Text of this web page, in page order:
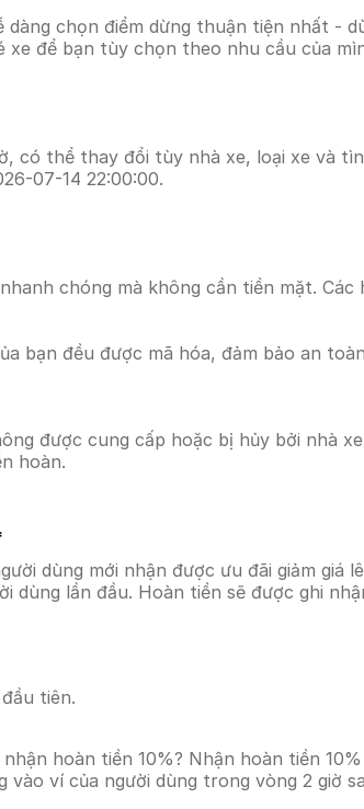
chọn điểm dừng thuận tiện nhất -
để bạn tùy chọn theo nhu cầu của
có thể thay đổi tùy nhà xe, loại xe và
07-14 22:00:00.
chóng mà không cần tiền mặt.
bạn đều được mã hóa, đảm bảo an
được cung cấp hoặc bị hủy bởi nhà
hoàn.
dùng mới nhận được ưu đãi giảm giá
dùng lần đầu. Hoàn tiền sẽ được ghi
tiên.
hoàn tiền 10%? Nhận hoàn tiền
ví của người dùng trong vòng 2 giờ